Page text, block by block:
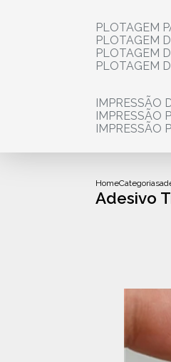
PLOTAGEM
PLOTAGEM
PLOTAGEM
PLOTAGEM
IMPRESSÃO
IMPRESSÃO
IMPRESSÃO
HomeCategorias
Adesivo